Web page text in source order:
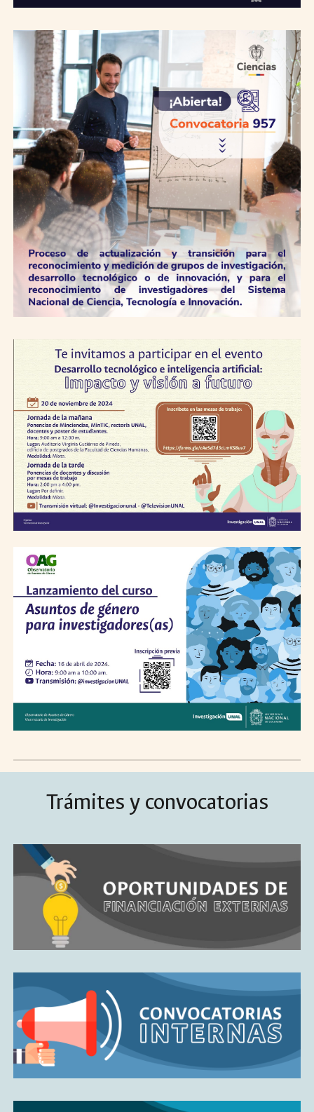
Trámites y convocatorias